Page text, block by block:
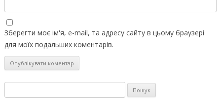
Зберегти моє ім'я, e-mail, та адресу сайту в цьому браузері
для моїх подальших коментарів.